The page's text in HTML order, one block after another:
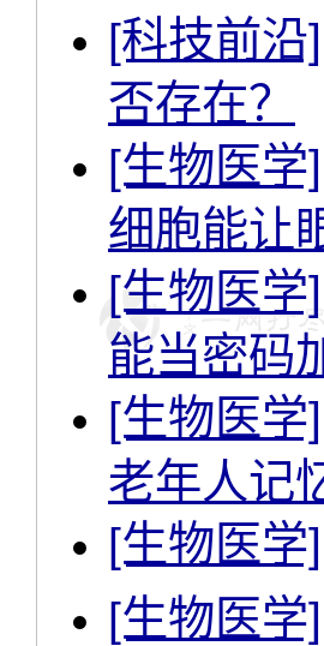
[科技前沿]
否存在？
[生物医学]
细胞能让
[生物医学]
能当密码
[生物医学]
老年人记
[生物医学]
[生物医学]